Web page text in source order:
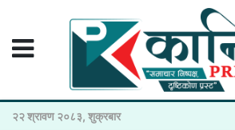
२२ श्रावण २०८३, शुक्रबार